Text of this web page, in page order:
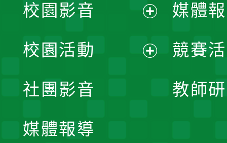
媒體
競賽
教師
校園影音
開
校園活動
社團影音
媒體報導